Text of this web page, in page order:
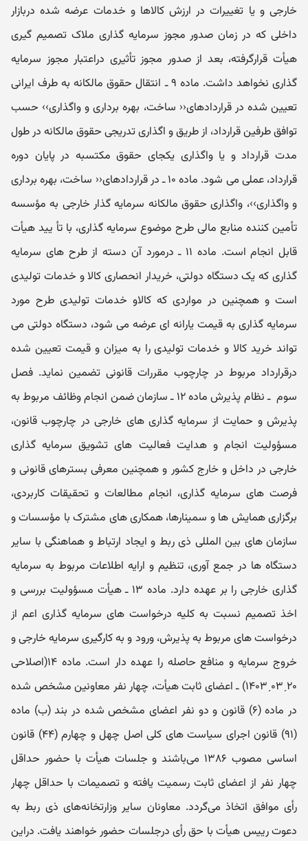
خارجی و یا تغییرات در ارزش کالاها و خدمات عرضه شده دربازار
داخلی که در زمان صدور مجوز سرمایه گذاری ملاک تصمیم گیری
هیأت قرارگرفته، بعد از صدور مجوز تأثیری دراعتبار مجوز سرمایه
گذاری نخواهد داشت. ماده ۹ ـ انتقال حقوق مالکانه به طرف ایرانی
تعیین شده در قراردادهای‹‹ ساخت، بهره برداری و واگذاری›› حسب
توافق طرفین قرارداد، از طریق و اگذاری تدریجی حقوق مالکانه در طول
مدت قرارداد و یا واگذاری یکجای حقوق مکتسبه در پایان دوره
قرارداد، عملی می شود. ماده ۱۰ ـ در قراردادهای‹‹ ساخت، بهره برداری
و واگذاری››، واگذاری حقوق مالکانه سرمایه گذار خارجی به مؤسسه
تأمین کننده منابع مالی طرح موضوع سرمایه گذاری، با تأ یید هیأت
قابل انجام است. ماده ۱۱ ـ درمورد آن دسته از طرح های سرمایه
گذاری که یک دستگاه دولتی، خریدار انحصاری کالا و خدمات تولیدی
است و همچنین در مواردی که کالاو خدمات تولیدی طرح مورد
سرمایه گذاری به قیمت یارانه ای عرضه می شود، دستگاه دولتی می
تواند خرید کالا و خدمات تولیدی را به میزان و قیمت تعیین شده
درقرارداد مربوط در چارچوب مقررات قانونی تضمین نماید. فصل
سوم ‌ ـ‌ نظام پذیرش ماده ۱۲ ـ سازمان ضمن انجام وظائف مربوط به
پذیرش و حمایت از سرمایه گذاری های خارجی در چارچوب قانون،
مسؤولیت انجام و هدایت فعالیت های تشویق سرمایه گذاری
خارجی در داخل و خارج کشور و همچنین معرفی بسترهای قانونی و
فرصت های سرمایه گذاری، انجام مطالعات و تحقیقات کاربردی،
برگزاری همایش ها و سمینارها، همکاری های مشترک با مؤسسات و
سازمان های بین المللی ذی ربط و ایجاد ارتباط و هماهنگی با سایر
دستگاه ها در جمع آوری، تنظیم و ارایه اطلاعات مربوط به سرمایه
گذاری خارجی را بر عهده دارد. ماده ۱۳ ـ هیأت مسؤولیت بررسی و
اخذ تصمیم نسبت به کلیه درخواست های سرمایه گذاری اعم از
درخواست های مربوط به پذیرش، ورود و به کارگیری سرمایه خارجی و
خروج سرمایه و منافع حاصله را عهده دار است. ماده ۱۴‌(اصلاحی
۲۰ˏ۰۳ˏ۱۴۰۳) ـ‌ اعضای ثابت هیأ‌ت، چهار نفر معاو‌نین مشخص شده
در ماده (۶) قانون و دو نفر اعضای مشخص شده در بند (ب) ماده
(۹۱) قانون اجرای سیاست های کلی اصل چهل و چهارم (۴۴) قانون
اساسی مصوب ۱۳۸۶ می‌باشند و جلسات هیأ‌ت با حضور حداقل
چهار نفر از اعضای ثابت رسمیت یافته و تصمیمات با حداقل چهار
رأی موافق اتخاذ می‌گردد. معاو‌نان سایر و‌زارتخانه‌های ذی‌ ربط به
دعوت رییس هیأ‌ت با حق رأی درجلسات حضور خواهند یافت. دراین